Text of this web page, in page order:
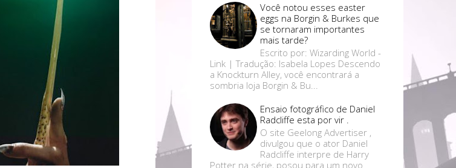
Você notou esses easter
eggs na Borgin & Burkes que
se tornaram importantes
mais tarde?
Escrito por: Wizarding World -
Link | Tradução: Isabela Lopes Descendo
a Knockturn Alley, você encontrará a
sombria loja Borgin & Bu...
Ensaio fotográfico de Daniel
Radcliffe esta por vir .
O site Geelong Advertiser ,
divulgou que o ator Daniel
Radcliffe interpre de Harry
Potter na série, posou para um novo